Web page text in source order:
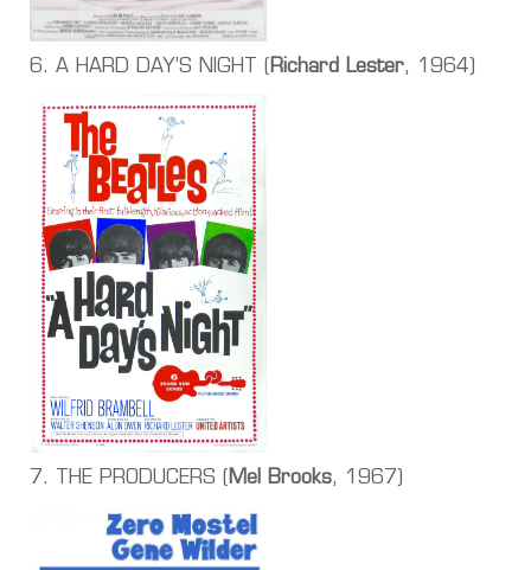
6. A HARD DAY’S NIGHT (Richard Lester, 1964)
7. THE PRODUCERS (Mel Brooks, 1967)